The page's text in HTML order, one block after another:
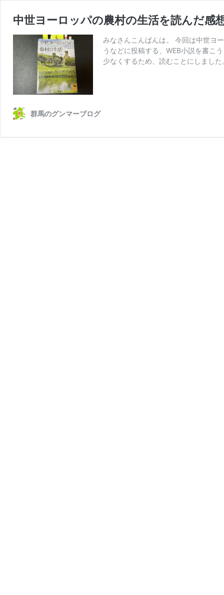
中世ヨーロッパの農村の生活を読んだ感
みなさんこんばんは。 今回は中世ヨ
うなどに投稿する、WEB小説を書こ
少なくするため、読むことにしまし
群馬のグンマーブログ